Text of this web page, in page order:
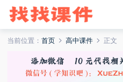
当前位置： 首页 高中课件 正文